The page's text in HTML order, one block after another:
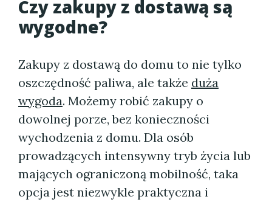
Czy zakupy z dostawą są
wygodne?
Zakupy z dostawą do domu to nie tylko
oszczędność paliwa, ale także duża
wygoda. Możemy robić zakupy o
dowolnej porze, bez konieczności
wychodzenia z domu. Dla osób
prowadzących intensywny tryb życia lub
mających ograniczoną mobilność, taka
opcja jest niezwykle praktyczna i